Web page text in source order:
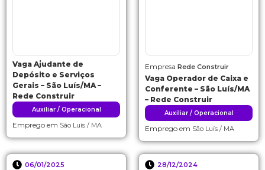
Vaga Ajudante de
Depósito e Serviços
Gerais – São Luís/MA –
Rede Construir
Auxiliar / Operacional
Emprego em São Luís / MA
Empresa Rede Construir
Vaga Operador de Caixa e
Conferente – São Luís/MA
– Rede Construir
Auxiliar / Operacional
Emprego em São Luís / MA
06/01/2025 28/12/2024